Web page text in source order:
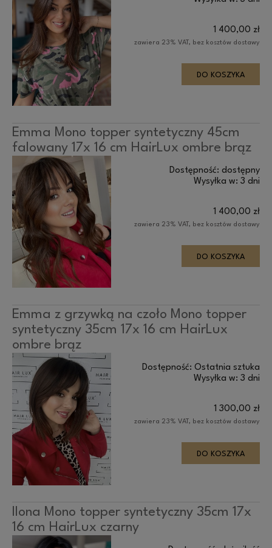
1 400,00 zł
zawiera 23% VAT, bez kosztów dostawy
DO KOSZYKA
Emma Mono topper syntetyczny 45cm
falowany 17x 16 cm HairLux ombre brąz
Dostępność: dostępny
Wysyłka w: 3 dni
1 400,00 zł
zawiera 23% VAT, bez kosztów dostawy
DO KOSZYKA
Emma z grzywką na czoło Mono topper
syntetyczny 35cm 17x 16 cm HairLux
ombre brąz
Dostępność: Ostatnia sztuka
Wysyłka w: 3 dni
1 300,00 zł
zawiera 23% VAT, bez kosztów dostawy
DO KOSZYKA
Ilona Mono topper syntetyczny 35cm 17x
16 cm HairLux czarny